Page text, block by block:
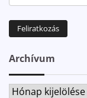
Archívum
Archívum